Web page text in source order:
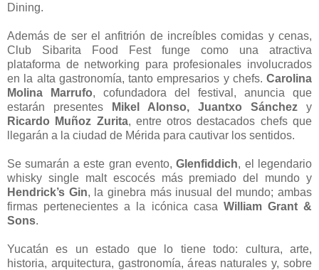
Dining.
Además de ser el anfitrión de increíbles comidas y cenas,
Club Sibarita Food Fest funge como una atractiva
plataforma de networking para profesionales involucrados
en la alta gastronomía, tanto empresarios y chefs. Carolina
Molina Marrufo, cofundadora del festival, anuncia que
estarán presentes
Mikel Alonso, Juantxo Sánchez y
Ricardo Muñoz Zurita, entre otros destacados chefs que
llegarán a la ciudad de Mérida para cautivar los sentidos.
Se sumarán a este gran evento,Glenfiddich, el legendario
whisky single malt escocés más premiado del mundo y
Hendrick’s Gin, la ginebra más inusual del mundo; ambas
firmas pertenecientes a la icónica casa William Grant &
Sons.
Yucatán es un estado que lo tiene todo: cultura, arte,
historia, arquitectura, gastronomía, áreas naturales y, sobre